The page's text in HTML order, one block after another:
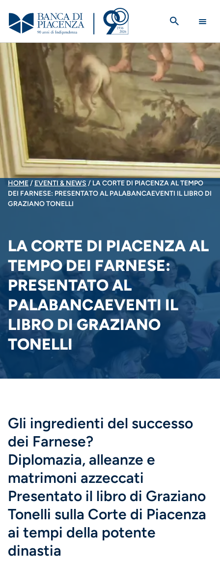
contenuto
principale
BRICIOLE
DI
HOME EVENTI & NEWS
LA CORTE DI PIACENZA AL TEMPO
DEI FARNESE: PRESENTATO AL PALABANCAEVENTI IL LIBRO DI
GRAZIANO TONELLI
LA CORTE DI PIACENZA AL
TEMPO DEI FARNESE:
PRESENTATO AL
PALABANCAEVENTI IL
LIBRO DI GRAZIANO
TONELLI
Gli ingredienti del successo
dei Farnese?
Diplomazia, alleanze e
matrimoni azzeccati
Presentato il libro di Graziano
Tonelli sulla Corte di Piacenza
ai tempi della potente
dinastia